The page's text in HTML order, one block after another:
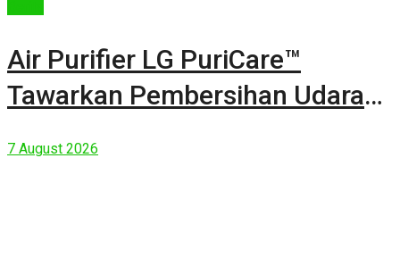
Air Purifier LG PuriCare™
Tawarkan Pembersihan Udara
7 August 2026